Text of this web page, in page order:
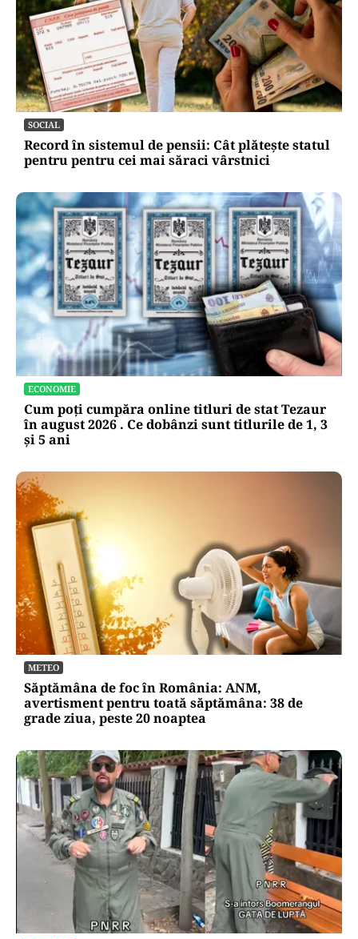
SOCIAL
Record în sistemul de pensii: Cât plătește statul
pentru pentru cei mai săraci vârstnici
ECONOMIE
Cum poți cumpăra online titluri de stat Tezaur
în august 2026 . Ce dobânzi sunt titlurile de 1, 3
și 5 ani
METEO
Săptămâna de foc în România: ANM,
avertisment pentru toată săptămâna: 38 de
grade ziua, peste 20 noaptea